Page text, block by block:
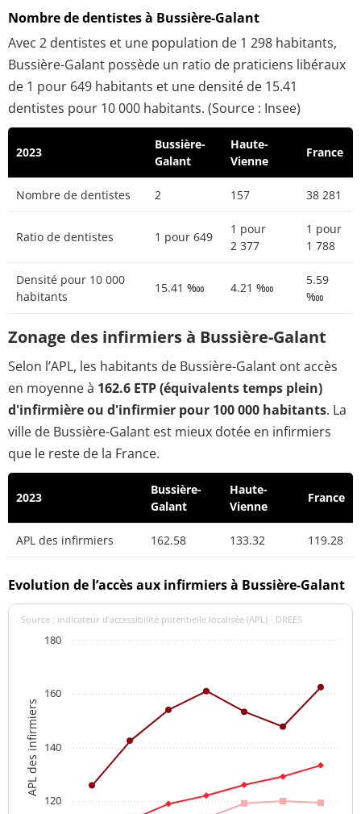
Nombre de dentistes à Bussière-Galant
Avec 2 dentistes et une population de 1 298 habitants,
Bussière-Galant possède un ratio de praticiens libéraux
de 1 pour 649 habitants et une densité de 15.41
dentistes pour 10 000 habitants. (Source : Insee)
2023
Bussière-
Galant
Haute-
Vienne
France
Nombre de dentistes 2 157 38 281
Ratio de dentistes 1 pour 649
1 pour
2 377
1 pour
1 788
Densité pour 10 000
habitants
15.41 ‱ 4.21 ‱
5.59
‱
Zonage des infirmiers à Bussière-Galant
Selon l’APL, les habitants de Bussière-Galant ont accès
en moyenne à 162.6 ETP (équivalents temps plein)
d'infirmière ou d'infirmier pour 100 000 habitants. La
ville de Bussière-Galant est mieux dotée en infirmiers
que le reste de la France.
2023
Bussière-
Galant
Haute-
Vienne
France
APL des infirmiers 162.58 133.32 119.28
Evolution de l’accès aux infirmiers à Bussière-Galant
APL des infirmiers
Source : indicateur d’accessibilité potentielle localisée (APL) - DREES
120
140
160
180